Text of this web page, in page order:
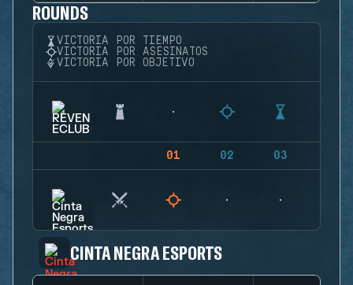
ROUNDS
VICTORIA POR TIEMPO
VICTORIA POR ASESINATOS
VICTORIA POR OBJETIVO
01 02 03
CINTA NEGRA ESPORTS